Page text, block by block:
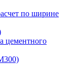
по ширине
цементного